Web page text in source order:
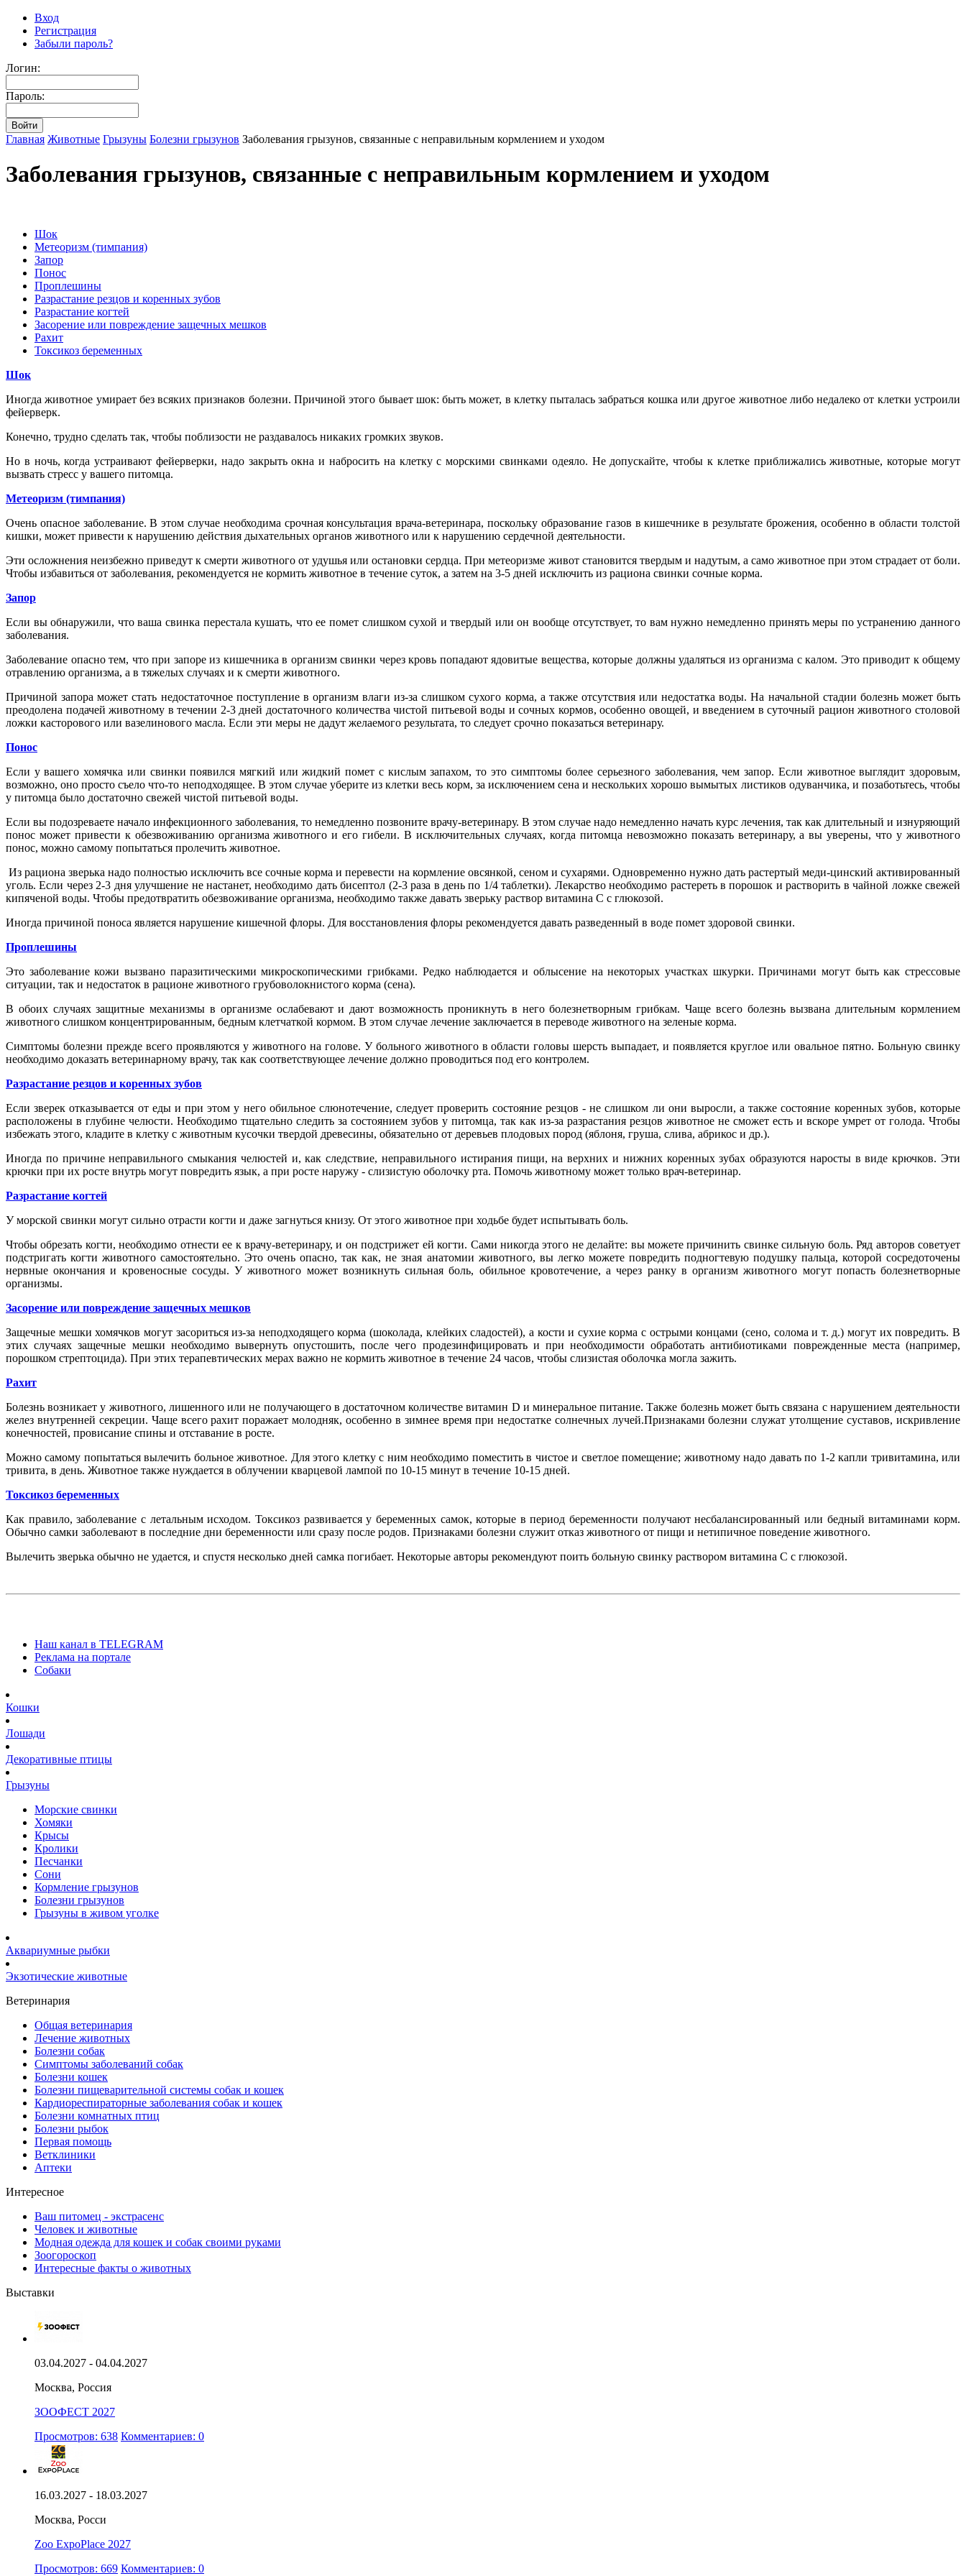
Вход
Регистрация
Забыли пароль?
Логин:
Пароль:
Главная Животные Грызуны Болезни грызунов Заболевания грызунов, связанные с неправильным кормлением и уходом
Заболевания грызунов, связанные с неправильным кормлением и уходом
Шок
Метеоризм (тимпания)
Запор
Понос
Проплешины
Разрастание резцов и коренных зубов
Разрастание когтей
Засорение или повреждение защечных мешков
Рахит
Токсикоз беременных
Шок
Иногда животное умирает без всяких признаков болезни. Причиной этого бывает шок: быть может, в клетку пыталась забраться кошка или другое животное либо недалеко от клетки устроили
фейерверк.
Конечно, трудно сделать так, чтобы поблизости не раздавалось никаких громких звуков.
Но в ночь, когда устраивают фейерверки, надо закрыть окна и набросить на клетку с морскими свинками одеяло. Не допускайте, чтобы к клетке приближались животные, которые могут
вызвать стресс у вашего питомца.
Метеоризм (тимпания)
Очень опасное заболевание. В этом случае необходима срочная консультация врача-ветеринара, поскольку образование газов в кишечнике в результате брожения, особенно в области толстой
кишки, может привести к нарушению действия дыхательных органов животного или к нарушению сердечной деятельности.
Эти осложнения неизбежно приведут к смерти животного от удушья или остановки сердца. При метеоризме живот становится твердым и надутым, а само животное при этом страдает от боли.
Чтобы избавиться от заболевания, рекомендуется не кормить животное в течение суток, а затем на 3-5 дней исключить из рациона свинки сочные корма.
Запор
Если вы обнаружили, что ваша свинка перестала кушать, что ее помет слишком сухой и твердый или он вообще отсутствует, то вам нужно немедленно принять меры по устранению данного
заболевания.
Заболевание опасно тем, что при запоре из кишечника в организм свинки через кровь попадают ядовитые вещества, которые должны удаляться из организма с калом. Это приводит к общему
отравлению организма, а в тяжелых случаях и к смерти животного.
Причиной запора может стать недостаточное поступление в организм влаги из-за слишком сухого корма, а также отсутствия или недостатка воды. На начальной стадии болезнь может быть
преодолена подачей животному в течении 2-3 дней достаточного количества чистой питьевой воды и сочных кормов, особенно овощей, и введением в суточный рацион животного столовой
ложки касторового или вазелинового масла. Если эти меры не дадут желаемого результата, то следует срочно показаться ветеринару.
Понос
Если у вашего хомячка или свинки появился мягкий или жидкий помет с кислым запахом, то это симптомы более серьезного заболевания, чем запор. Если животное выглядит здоровым,
возможно, оно просто съело что-то неподходящее. В этом случае уберите из клетки весь корм, за исключением сена и нескольких хорошо вымытых листиков одуванчика, и позаботьтесь, чтобы
у питомца было достаточно свежей чистой питьевой воды.
Если вы подозреваете начало инфекционного заболевания, то немедленно позвоните врачу-ветеринару. В этом случае надо немедленно начать курс лечения, так как длительный и изнуряющий
понос может привести к обезвоживанию организма животного и его гибели. В исключительных случаях, когда питомца невозможно показать ветеринару, а вы уверены, что у животного
понос, можно самому попытаться пролечить животное.
Из рациона зверька надо полностью исключить все сочные корма и перевести на кормление овсянкой, сеном и сухарями. Одновременно нужно дать растертый меди-цинский активированный
уголь. Если через 2-3 дня улучшение не настанет, необходимо дать бисептол (2-3 раза в день по 1/4 таблетки). Лекарство необходимо растереть в порошок и растворить в чайной ложке свежей
кипяченой воды. Чтобы предотвратить обезвоживание организма, необходимо также давать зверьку раствор витамина С с глюкозой.
Иногда причиной поноса является нарушение кишечной флоры. Для восстановления флоры рекомендуется давать разведенный в воде помет здоровой свинки.
Проплешины
Это заболевание кожи вызвано паразитическими микроскопическими грибками. Редко наблюдается и облысение на некоторых участках шкурки. Причинами могут быть как стрессовые
ситуации, так и недостаток в рационе животного грубоволокнистого корма (сена).
В обоих случаях защитные механизмы в организме ослабевают и дают возможность проникнуть в него болезнетворным грибкам. Чаще всего болезнь вызвана длительным кормлением
животного слишком концентрированным, бедным клетчаткой кормом. В этом случае лечение заключается в переводе животного на зеленые корма.
Симптомы болезни прежде всего проявляются у животного на голове. У больного животного в области головы шерсть выпадает, и появляется круглое или овальное пятно. Больную свинку
необходимо доказать ветеринарному врачу, так как соответствующее лечение должно проводиться под его контролем.
Разрастание резцов и коренных зубов
Если зверек отказывается от еды и при этом у него обильное слюнотечение, следует проверить состояние резцов - не слишком ли они выросли, а также состояние коренных зубов, которые
расположены в глубине челюсти. Необходимо тщательно следить за состоянием зубов у питомца, так как из-за разрастания резцов животное не сможет есть и вскоре умрет от голода. Чтобы
избежать этого, кладите в клетку с животным кусочки твердой древесины, обязательно от деревьев плодовых пород (яблоня, груша, слива, абрикос и др.).
Иногда по причине неправильного смыкания челюстей и, как следствие, неправильного истирания пищи, на верхних и нижних коренных зубах образуются наросты в виде крючков. Эти
крючки при их росте внутрь могут повредить язык, а при росте наружу - слизистую оболочку рта. Помочь животному может только врач-ветеринар.
Разрастание когтей
У морской свинки могут сильно отрасти когти и даже загнуться книзу. От этого животное при ходьбе будет испытывать боль.
Чтобы обрезать когти, необходимо отнести ее к врачу-ветеринару, и он подстрижет ей когти. Сами никогда этого не делайте: вы можете причинить свинке сильную боль. Ряд авторов советует
подстригать когти животного самостоятельно. Это очень опасно, так как, не зная анатомии животного, вы легко можете повредить подногтевую подушку пальца, которой сосредоточены
нервные окончания и кровеносные сосуды. У животного может возникнуть сильная боль, обильное кровотечение, а через ранку в организм животного могут попасть болезнетворные
организмы.
Засорение или повреждение защечных мешков
Защечные мешки хомячков могут засориться из-за неподходящего корма (шоколада, клейких сладостей), а кости и сухие корма с острыми концами (сено, солома и т. д.) могут их повредить. В
этих случаях защечные мешки необходимо вывернуть опустошить, после чего продезинфицировать и при необходимости обработать антибиотиками поврежденные места (например,
порошком стрептоцида). При этих терапевтических мерах важно не кормить животное в течение 24 часов, чтобы слизистая оболочка могла зажить.
Рахит
Болезнь возникает у животного, лишенного или не получающего в достаточном количестве витамин D и минеральное питание. Также болезнь может быть связана с нарушением деятельности
желез внутренней секреции. Чаще всего рахит поражает молодняк, особенно в зимнее время при недостатке солнечных лучей.Признаками болезни служат утолщение суставов, искривление
конечностей, провисание спины и отставание в росте.
Можно самому попытаться вылечить больное животное. Для этого клетку с ним необходимо поместить в чистое и светлое помещение; животному надо давать по 1-2 капли тривитамина, или
тривита, в день. Животное также нуждается в облучении кварцевой лампой по 10-15 минут в течение 10-15 дней.
Токсикоз беременных
Как правило, заболевание с летальным исходом. Токсикоз развивается у беременных самок, которые в период беременности получают несбалансированный или бедный витаминами корм.
Обычно самки заболевают в последние дни беременности или сразу после родов. Признаками болезни служит отказ животного от пищи и нетипичное поведение животного.
Вылечить зверька обычно не удается, и спустя несколько дней самка погибает. Некоторые авторы рекомендуют поить больную свинку раствором витамина С с глюкозой.
Наш канал в TELEGRAM
Реклама на портале
Собаки
Кошки
Лошади
Декоративные птицы
Грызуны
Морские свинки
Хомяки
Крысы
Кролики
Песчанки
Сони
Кормление грызунов
Болезни грызунов
Грызуны в живом уголке
Аквариумные рыбки
Экзотические животные
Ветеринария
Общая ветеринария
Лечение животных
Болезни собак
Симптомы заболеваний собак
Болезни кошек
Болезни пищеварительной системы собак и кошек
Кардиореспираторные заболевания собак и кошек
Болезни комнатных птиц
Болезни рыбок
Первая помощь
Ветклиники
Аптеки
Интересное
Ваш питомец - экстрасенс
Человек и животные
Модная одежда для кошек и собак своими руками
Зоогороскоп
Интересные факты о животных
Выставки
03.04.2027 - 04.04.2027
Москва, Россия
ЗООФЕСТ 2027
Просмотров: 638 Комментариев: 0
16.03.2027 - 18.03.2027
Москва, Росси
Zoo ExpoPlace 2027
Просмотров: 669 Комментариев: 0